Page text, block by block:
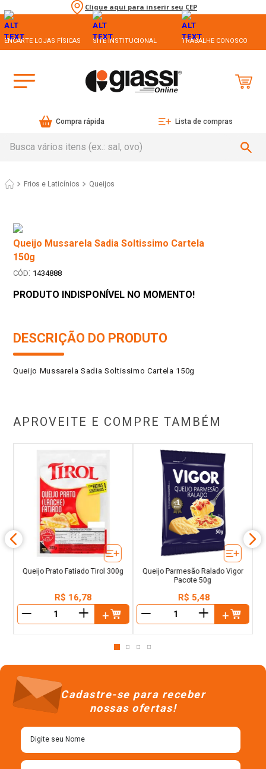
Clique aqui para inserir seu CEP
ENCARTE LOJAS FÍSICAS SITE INSTITUCIONAL TRABALHE CONOSCO
Compra rápida Lista de compras
Frios e Laticínios Queijos
Queijo Mussarela Sadia Soltissimo Cartela
150g
: 1434888
PRODUTO INDISPONÍVEL NO MOMENTO!
DESCRIÇÃO DO PRODUTO
Queijo Mussarela Sadia Soltissimo Cartela 150g
APROVEITE E COMPRE TAMBÉM
Queijo Prato Fatiado Tirol 300g
R$ 16,78
＋
Queijo Parmesão Ralado Vigor
Pacote 50g
R$ 5,48
＋
Cadastre-se para receber
nossas ofertas!